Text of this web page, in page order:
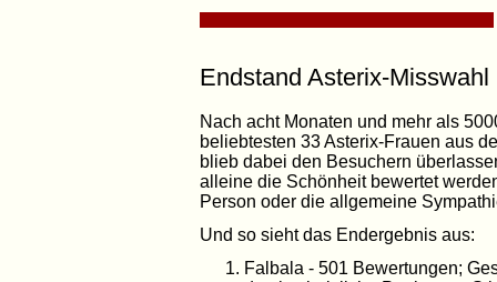
Endstand Asterix-Misswahl
Nach acht Monaten und mehr als
beliebtesten 33 Asterix-Frauen aus
blieb dabei den Besuchern
alleine die Schönheit bewertet
Person oder die allgemeine
Und so sieht das Endergebnis aus:
Falbala - 501 Bewertungen;